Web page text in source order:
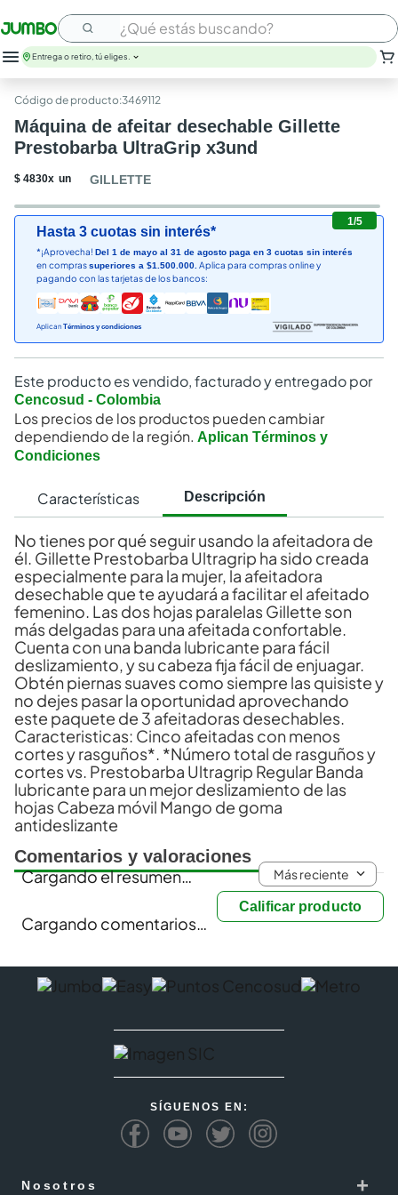
¿Qué estás buscando?
Entrega o retiro, tú eliges.
:3469112
Máquina de afeitar desechable Gillette
Prestobarba UltraGrip x3und
$ 4830x un GILLETTE
1/5
Hasta 3 cuotas sin interés*
*¡Aprovecha! Del 1 de mayo al 31 de agosto paga en 3 cuotas sin interés
en comprassuperiores a $1.500.000. Aplica para compras online y
pagando con las tarjetas de los bancos:
Aplican Términos y condiciones
Este producto es vendido, facturado y entregado por
Cencosud - Colombia
Los precios de los productos pueden cambiar
dependiendo de la región. Aplican Términos y
Condiciones
Características Descripción
No tienes por qué seguir usando la afeitadora de
él. Gillette Prestobarba Ultragrip ha sido creada
especialmente para la mujer, la afeitadora
desechable que te ayudará a facilitar el afeitado
femenino. Las dos hojas paralelas Gillette son
más delgadas para una afeitada confortable.
Cuenta con una banda lubricante para fácil
deslizamiento, y su cabeza fija fácil de enjuagar.
Obtén piernas suaves como siempre las quisiste y
no dejes pasar la oportunidad aprovechando
este paquete de 3 afeitadoras desechables.
Caracteristicas: Cinco afeitadas con menos
cortes y rasguños*. *Número total de rasguños y
cortes vs. Prestobarba Ultragrip Regular Banda
lubricante para un mejor deslizamiento de las
hojas Cabeza móvil Mango de goma
antideslizante
Comentarios y valoraciones
Calificar producto
Cargando el resumen… Más reciente
Cargando comentarios…
SÍGUENOS EN:
Nosotros +